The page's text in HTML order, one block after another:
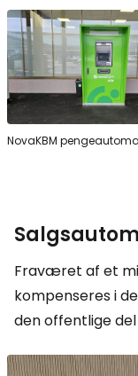
NovaKBM
Fraværet af et
kompenseres i
den offentlige